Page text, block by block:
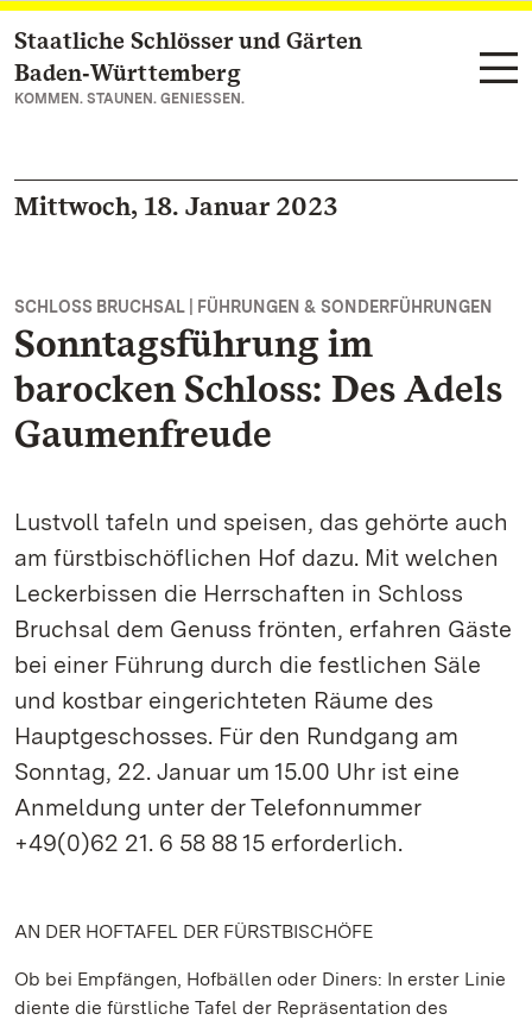
Zum Hauptinhalt springen
Staatliche Schlösser und Gärten
Baden‑Württemberg
KOMMEN. STAUNEN. GENIESSEN.
Mittwoch, 18. Januar 2023
SCHLOSS BRUCHSAL | FÜHRUNGEN & SONDERFÜHRUNGEN
Sonntagsführung im
barocken Schloss: Des Adels
Gaumenfreude
Lustvoll tafeln und speisen, das gehörte auch
am fürstbischöflichen Hof dazu. Mit welchen
Leckerbissen die Herrschaften in Schloss
Bruchsal dem Genuss frönten, erfahren Gäste
bei einer Führung durch die festlichen Säle
und kostbar eingerichteten Räume des
Hauptgeschosses. Für den Rundgang am
Sonntag, 22. Januar um 15.00 Uhr ist eine
Anmeldung unter der Telefonnummer
+49(0)62 21. 6 58 88 15 erforderlich.
AN DER HOFTAFEL DER FÜRSTBISCHÖFE
Ob bei Empfängen, Hofbällen oder Diners: In erster Linie
diente die fürstliche Tafel der Repräsentation des